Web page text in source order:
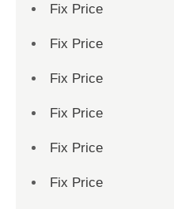
Fix Price
Fix Price
Fix Price
Fix Price
Fix Price
Fix Price